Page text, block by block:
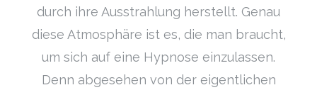
durch ihre Ausstrahlung herstellt. Genau
diese Atmosphäre ist es, die man braucht,
um sich auf eine Hypnose einzulassen.
Denn abgesehen von der eigentlichen